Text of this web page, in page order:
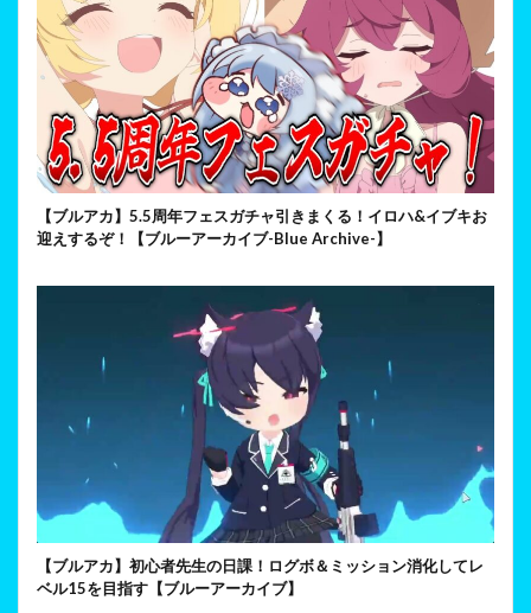
【ブルアカ】5.5周年フェスガチャ引きまくる！イロハ&イブキお
迎えするぞ！【ブルーアーカイブ-Blue Archive-】
【ブルアカ】初心者先生の日課！ログボ＆ミッション消化してレ
ベル15を目指す【ブルーアーカイブ】